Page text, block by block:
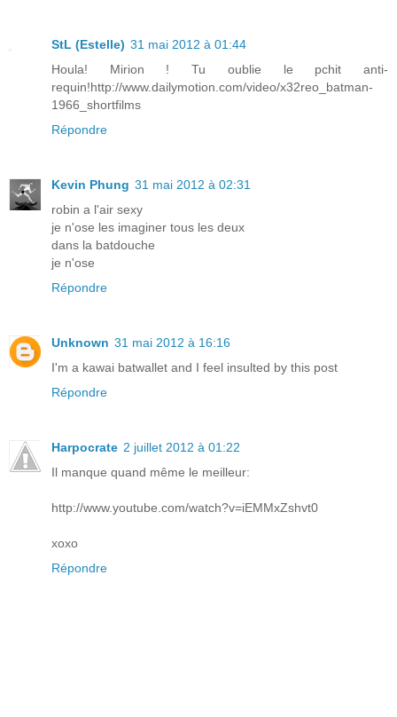
StL (Estelle) 31 mai 2012 à 01:44
Houla! Mirion ! Tu oublie le pchit anti-
requin!http://www.dailymotion.com/video/x32reo_batman-
1966_shortfilms
Répondre
Kevin Phung 31 mai 2012 à 02:31
robin a l'air sexy
je n'ose les imaginer tous les deux
dans la batdouche
je n'ose
Répondre
Unknown 31 mai 2012 à 16:16
I'm a kawai batwallet and I feel insulted by this post
Répondre
Harpocrate 2 juillet 2012 à 01:22
Il manque quand même le meilleur:
http://www.youtube.com/watch?v=iEMMxZshvt0
xoxo
Répondre